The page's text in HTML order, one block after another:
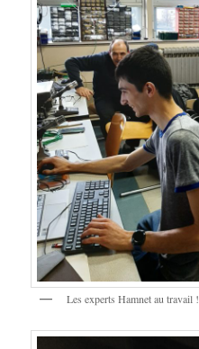
Les experts Hamnet au travail !